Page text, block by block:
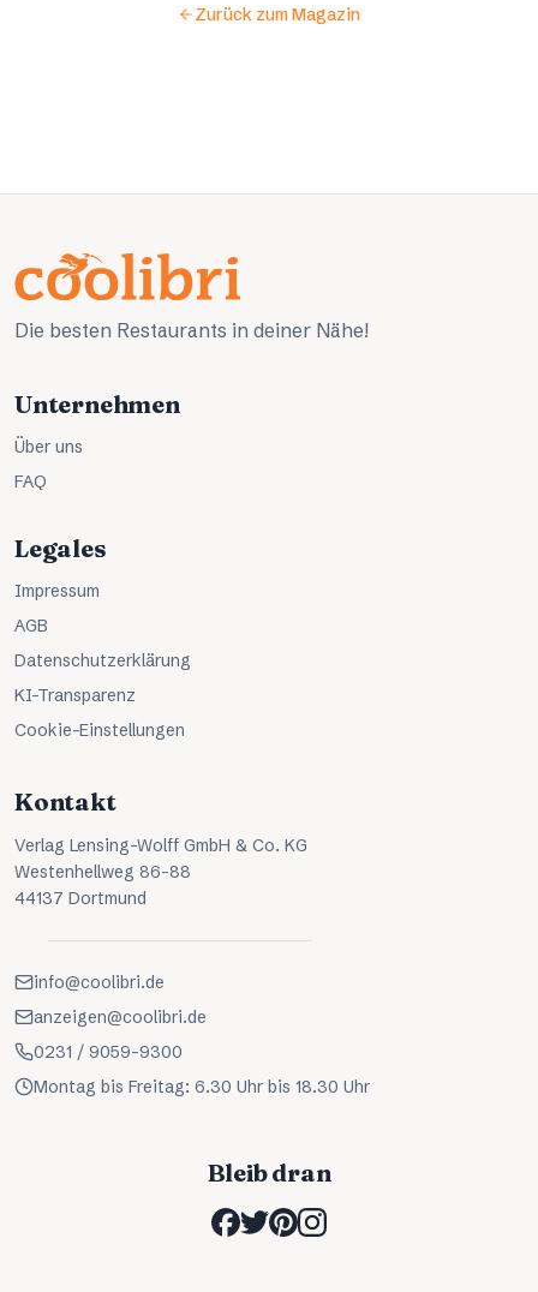
Zurück zum Magazin
Die besten Restaurants in deiner Nähe!
Unternehmen
Über uns
FAQ
Legales
Impressum
AGB
Datenschutzerklärung
KI-Transparenz
Cookie-Einstellungen
Kontakt
Verlag Lensing-Wolff GmbH & Co. KG
Westenhellweg 86-88
44137 Dortmund
info@coolibri.de
anzeigen@coolibri.de
0231 / 9059-9300
Montag bis Freitag: 6.30 Uhr bis 18.30 Uhr
Bleib dran